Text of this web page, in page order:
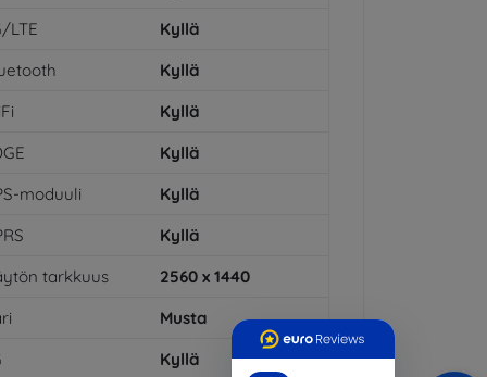
LTE
Kyllä
Kyllä
Kyllä
Kyllä
moduuli
Kyllä
Kyllä
tarkkuus
2560 x 1440
Musta
Kyllä